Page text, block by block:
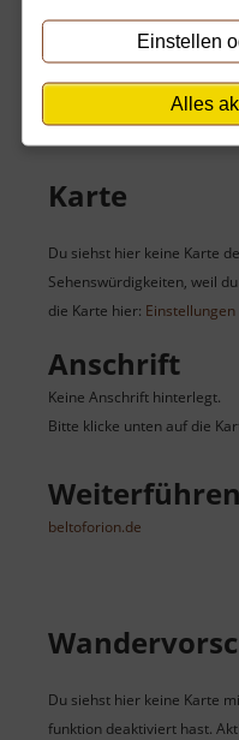
Einstellen
Alles
Der Eintritt ist kostenlos.
Keine Angaben vorhanden.
Karte
Du siehst hier keine Karte
Sehenswürdigkeiten, weil
die Karte hier: Einstellungen
Anschrift
Keine Anschrift hinterlegt.
Bitte klicke unten auf die
beltoforion.de
Du siehst hier keine Karte
funktion deaktiviert hast.